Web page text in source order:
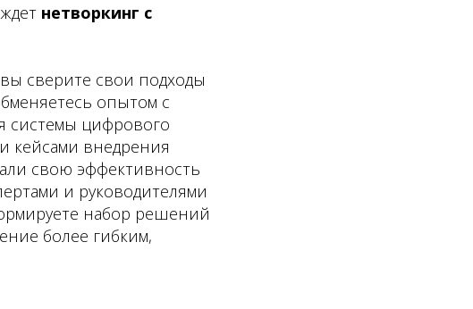
нетворкинг с
сверите свои подходы
опытом с
системы цифрового
кейсами внедрения
свою эффективность
и руководителями
набор решений
более гибким,